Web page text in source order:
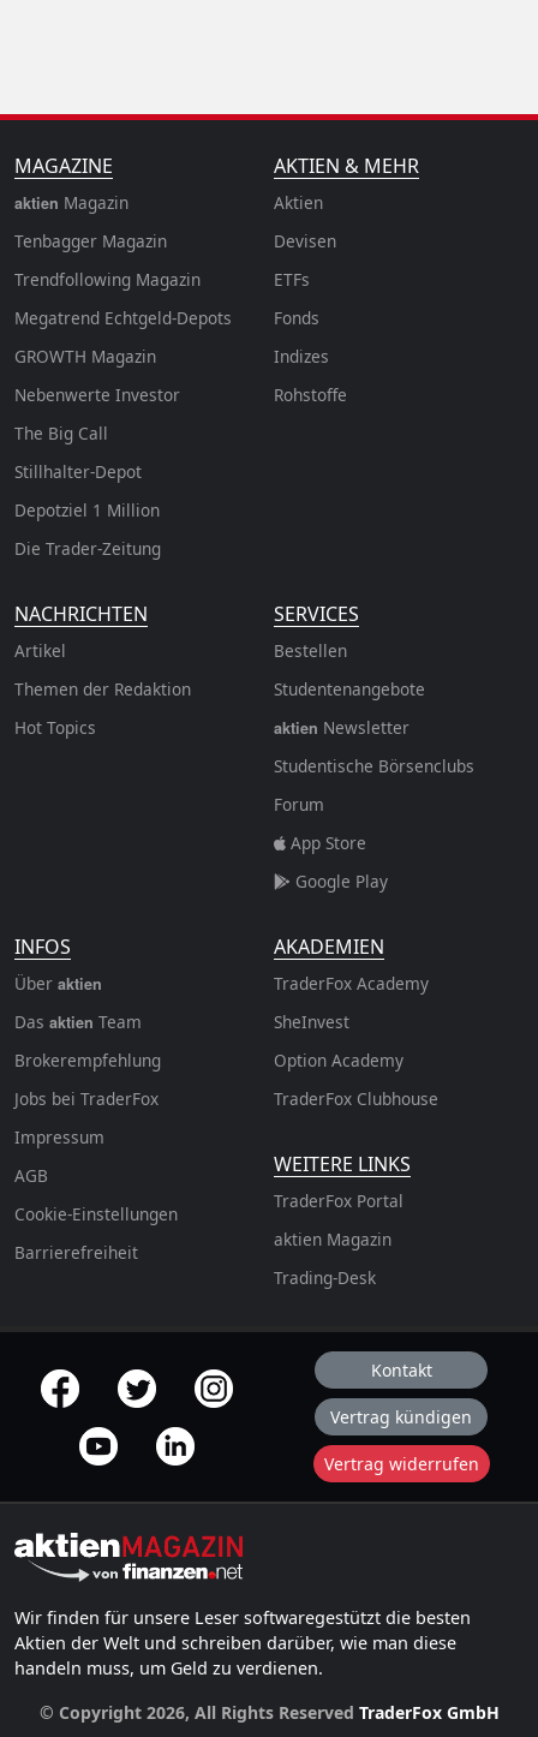
MAGAZINE
aktien Magazin
Tenbagger Magazin
Trendfollowing Magazin
Megatrend Echtgeld-Depots
GROWTH Magazin
Nebenwerte Investor
The Big Call
Stillhalter-Depot
Depotziel 1 Million
Die Trader-Zeitung
AKTIEN & MEHR
Aktien
Devisen
ETFs
Fonds
Indizes
Rohstoffe
NACHRICHTEN
Artikel
Themen der Redaktion
Hot Topics
SERVICES
Bestellen
Studentenangebote
aktien Newsletter
Studentische Börsenclubs
Forum
App Store
Google Play
INFOS
Über aktien
Das aktien Team
Brokerempfehlung
Jobs bei TraderFox
Impressum
AGB
Cookie-Einstellungen
Barrierefreiheit
AKADEMIEN
TraderFox Academy
SheInvest
Option Academy
TraderFox Clubhouse
WEITERE LINKS
TraderFox Portal
aktien Magazin
Trading-Desk
offizielle Social Media-Accounts Kontakt
Vertrag kündigen
Vertrag widerrufen
Wir finden für unsere Leser softwaregestützt die besten
Aktien der Welt und schreiben darüber, wie man diese
handeln muss, um Geld zu verdienen.
© Copyright 2026, All Rights Reserved TraderFox GmbH